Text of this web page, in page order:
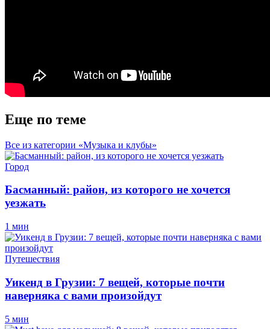
Еще по теме
Все из категории «Музыка и клубы»
Город
Басманный: район, из которого не хочется
уезжать
1 мин
Путешествия
Уикенд в Грузии: 7 вещей, которые почти
наверняка с вами произойдут
5 мин